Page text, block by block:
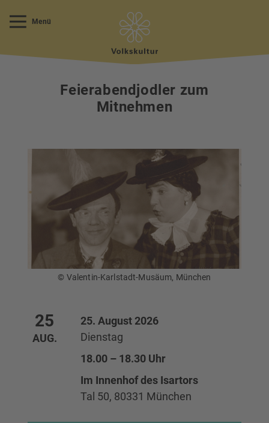
Menü
Feierabendjodler zum
Mitnehmen
© Valentin-Karlstadt-Musäum, München
25
AUG.
25. August 2026
Dienstag
18.00 – 18.30 Uhr
Im Innenhof des Isartors
Tal 50, 80331 München